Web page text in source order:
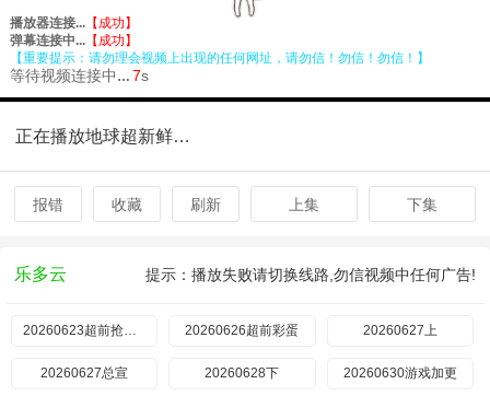
正在播放地球超新鲜第二季20260620回顾特辑上
报错 收藏 刷新 上集 下集
乐多云 提示：播放失败请切换线路,勿信视频中任何广告!
20260626超前彩蛋 20260627上
20260627总宣 20260628下 20260630游戏加更​